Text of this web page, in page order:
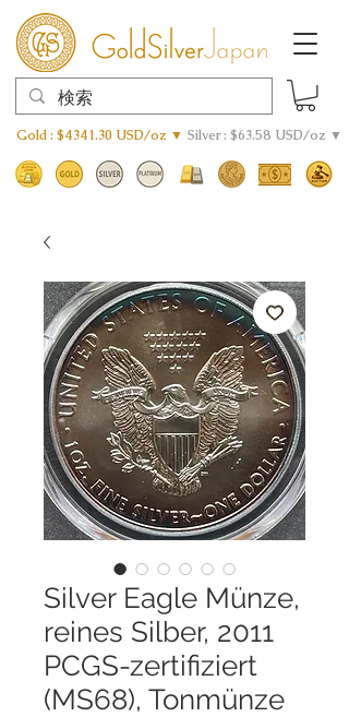
Gold : $4341.30 USD/oz ▼ Silver : $63.58 USD/oz ▼
Silver Eagle Münze,
reines Silber, 2011
PCGS-zertifiziert
(MS68), Tonmünze